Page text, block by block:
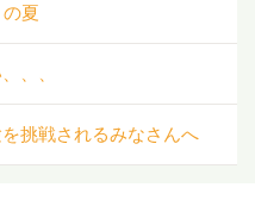
夏
、、
挑戦されるみなさんへ